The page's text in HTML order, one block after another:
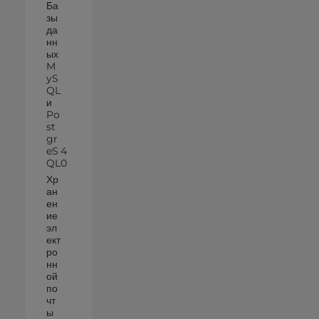
Ба
зы
да
нн
ых
M
yS
QL
и
Po
st
gr
eS
QL
4
0
Хр
ан
ен
ие
эл
ект
ро
нн
ой
по
чт
ы